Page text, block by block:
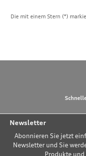
Die mit einem Stern (*)
Newsletter
Abonnieren Sie jetzt
Newsletter und Sie
Produkte